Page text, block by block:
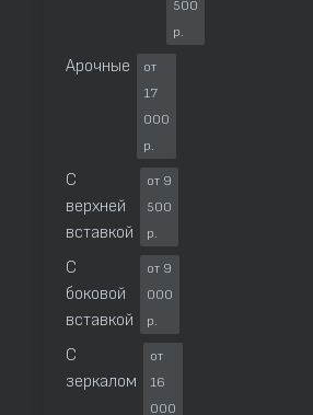
500
р.
Арочные
от
17
000
р.
С
верхней
вставкой
от 9
500
р.
С
боковой
вставкой
от 9
000
р.
С
зеркалом
от
16
000